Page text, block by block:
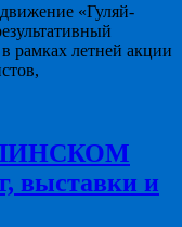
«Гуляй-
рамках летней акции
выставки и